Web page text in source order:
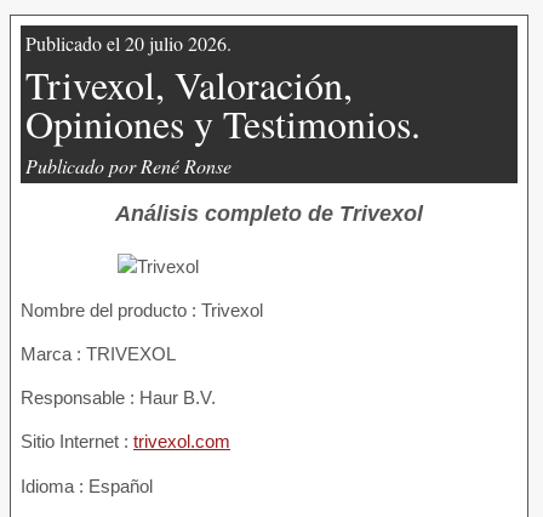
Publicado el 20 julio 2026.
Trivexol, Valoración,
Opiniones y Testimonios.
Publicado por René Ronse
Análisis completo de Trivexol
Nombre del producto : Trivexol
Marca : TRIVEXOL
Responsable : Haur B.V.
Sitio Internet : trivexol.com
Idioma : Español